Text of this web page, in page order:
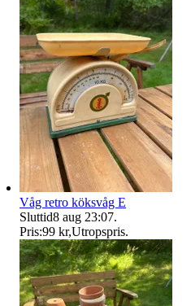
Våg retro köksvåg E
Sluttid8 aug 23:07.
Pris:99 kr,Utropspris.